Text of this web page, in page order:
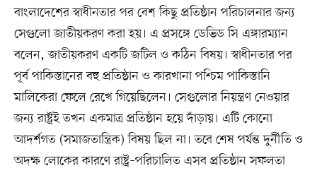
বাংলাদেশের স্বাধীনতার পর বেশ কিছু প্রতিষ্ঠান পরিচালনার জন্য
সেগুলো জাতীয়করণ করা হয়। এ প্রসঙ্গে ডেভিড সি এঙ্গারম্যান
বলেন, জাতীয়করণ একটি জটিল ও কঠিন বিষয়। স্বাধীনতার পর
পূর্ব পাকিস্তানের বহু প্রতিষ্ঠান ও কারখানা পশ্চিম পাকিস্তানি
মালিকেরা ফেলে রেখে গিয়েছিলেন। সেগুলোর নিয়ন্ত্রণ নেওয়ার
জন্য রাষ্ট্রই তখন একমাত্র প্রতিষ্ঠান হয়ে দাঁড়ায়। এটি কোনো
আদর্শগত (সমাজতান্ত্রিক) বিষয় ছিল না। তবে শেষ পর্যন্ত দুর্নীতি ও
অদক্ষ লোকের কারণে রাষ্ট্র–পরিচালিত এসব প্রতিষ্ঠান সফলতা